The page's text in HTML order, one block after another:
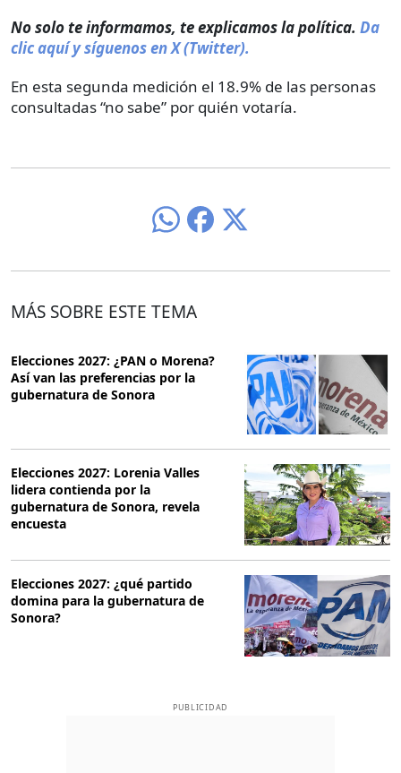
No solo te informamos, te explicamos la política. Da
clic aquí y síguenos en X (Twitter).
En esta segunda medición el 18.9% de las personas
consultadas “no sabe” por quién votaría.
MÁS SOBRE ESTE TEMA
Elecciones 2027: ¿PAN o Morena?
Así van las preferencias por la
gubernatura de Sonora
⁠Elecciones 2027: Lorenia Valles
lidera contienda por la
gubernatura de Sonora, revela
encuesta
Elecciones 2027: ¿qué partido
domina para la gubernatura de
Sonora?
PUBLICIDAD